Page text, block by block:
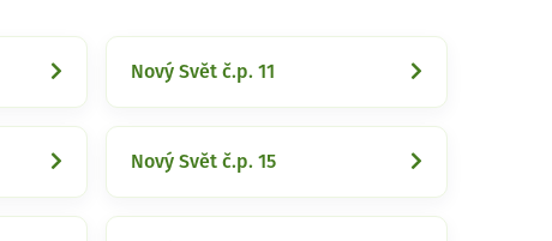
Nový Svět č.p. 11
Nový Svět č.p. 15